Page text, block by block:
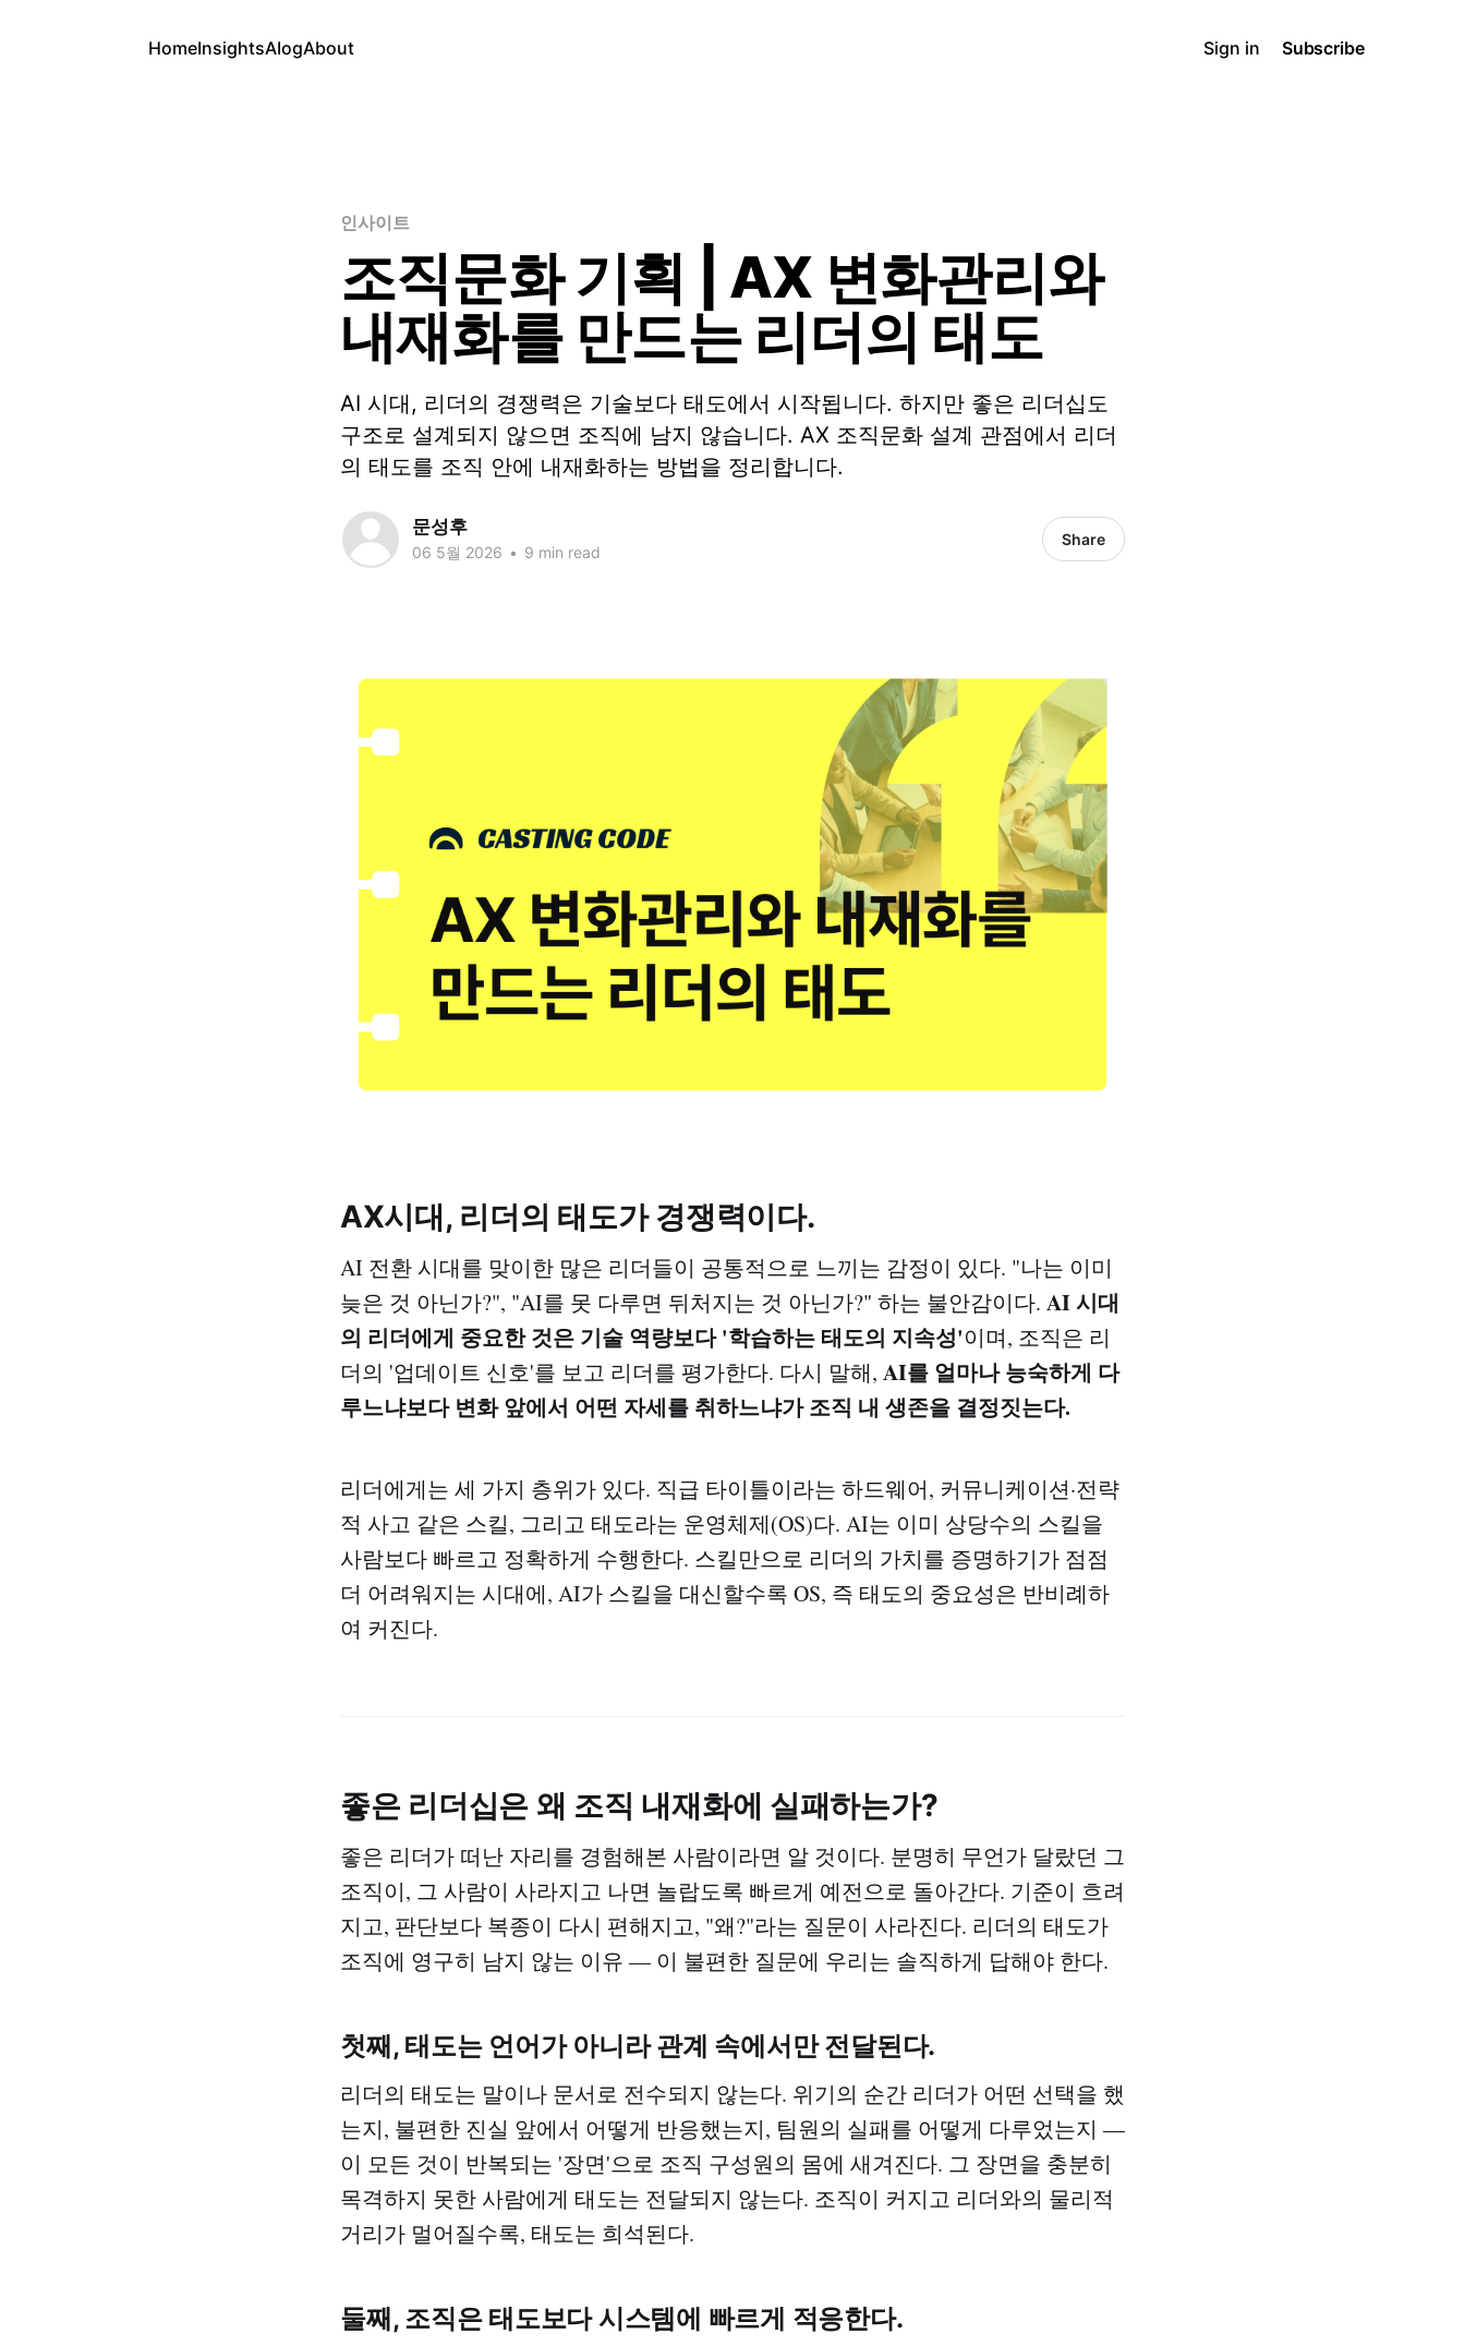
HomeInsightsAIogAbout Sign in Subscribe
인사이트
조직문화 기획 | AX 변화관리와
내재화를 만드는 리더의 태도
AI 시대, 리더의 경쟁력은 기술보다 태도에서 시작됩니다. 하지만 좋은 리더십도
구조로 설계되지 않으면 조직에 남지 않습니다. AX 조직문화 설계 관점에서 리더
의 태도를 조직 안에 내재화하는 방법을 정리합니다.
문성후
06 5월 2026 • 9 min read
Share
AX시대, 리더의 태도가 경쟁력이다.
AI 전환 시대를 맞이한 많은 리더들이 공통적으로 느끼는 감정이 있다. "나는 이미
늦은 것 아닌가?", "AI를 못 다루면 뒤처지는 것 아닌가?" 하는 불안감이다. AI 시대
의 리더에게 중요한 것은 기술 역량보다 '학습하는 태도의 지속성'이며, 조직은 리
더의 '업데이트 신호'를 보고 리더를 평가한다. 다시 말해, AI를 얼마나 능숙하게 다
루느냐보다 변화 앞에서 어떤 자세를 취하느냐가 조직 내 생존을 결정짓는다.
리더에게는 세 가지 층위가 있다. 직급 타이틀이라는 하드웨어, 커뮤니케이션·전략
적 사고 같은 스킬, 그리고 태도라는 운영체제(OS)다. AI는 이미 상당수의 스킬을
사람보다 빠르고 정확하게 수행한다. 스킬만으로 리더의 가치를 증명하기가 점점
더 어려워지는 시대에, AI가 스킬을 대신할수록 OS, 즉 태도의 중요성은 반비례하
여 커진다.
좋은 리더십은 왜 조직 내재화에 실패하는가?
좋은 리더가 떠난 자리를 경험해본 사람이라면 알 것이다. 분명히 무언가 달랐던 그
조직이, 그 사람이 사라지고 나면 놀랍도록 빠르게 예전으로 돌아간다. 기준이 흐려
지고, 판단보다 복종이 다시 편해지고, "왜?"라는 질문이 사라진다. 리더의 태도가
조직에 영구히 남지 않는 이유 — 이 불편한 질문에 우리는 솔직하게 답해야 한다.
첫째, 태도는 언어가 아니라 관계 속에서만 전달된다.
리더의 태도는 말이나 문서로 전수되지 않는다. 위기의 순간 리더가 어떤 선택을 했
는지, 불편한 진실 앞에서 어떻게 반응했는지, 팀원의 실패를 어떻게 다루었는지 —
이 모든 것이 반복되는 '장면'으로 조직 구성원의 몸에 새겨진다. 그 장면을 충분히
목격하지 못한 사람에게 태도는 전달되지 않는다. 조직이 커지고 리더와의 물리적
거리가 멀어질수록, 태도는 희석된다.
둘째, 조직은 태도보다 시스템에 빠르게 적응한다.